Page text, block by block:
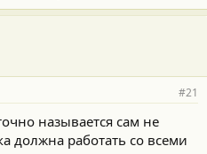
#21
называется сам не
должна работать со всеми